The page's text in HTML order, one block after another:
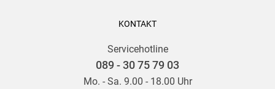
KONTAKT
Servicehotline
089 - 30 75 79 03
Mo. - Sa. 9.00 - 18.00 Uhr